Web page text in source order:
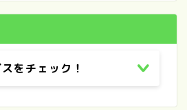
をチェック！